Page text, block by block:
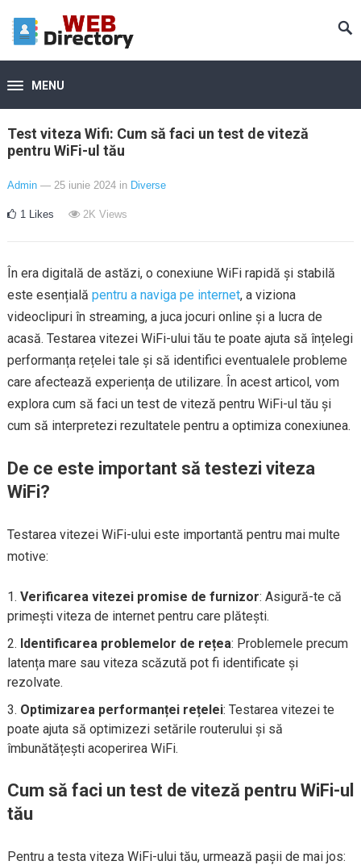
MENU
Test viteza Wifi: Cum să faci un test de viteză
pentru WiFi-ul tău
Admin — 25 iunie 2024 in Diverse
1 Likes 2K Views
În era digitală de astăzi, o conexiune WiFi rapidă și stabilă
este esențială pentru a naviga pe internet, a viziona
videoclipuri în streaming, a juca jocuri online și a lucra de
acasă. Testarea vitezei WiFi-ului tău te poate ajuta să înțelegi
performanța rețelei tale și să identifici eventualele probleme
care afectează experiența de utilizare. În acest articol, vom
explora cum să faci un test de viteză pentru WiFi-ul tău și
cum să interpretezi rezultatele pentru a optimiza conexiunea.
De ce este important să testezi viteza
WiFi?
Testarea vitezei WiFi-ului este importantă pentru mai multe
motive:
Verificarea vitezei promise de furnizor: Asigură-te că
primești viteza de internet pentru care plătești.
Identificarea problemelor de rețea: Problemele precum
latența mare sau viteza scăzută pot fi identificate și
rezolvate.
Optimizarea performanței rețelei: Testarea vitezei te
poate ajuta să optimizezi setările routerului și să
îmbunătățești acoperirea WiFi.
Cum să faci un test de viteză pentru WiFi-ul
tău
Pentru a testa viteza WiFi-ului tău, urmează pașii de mai jos: